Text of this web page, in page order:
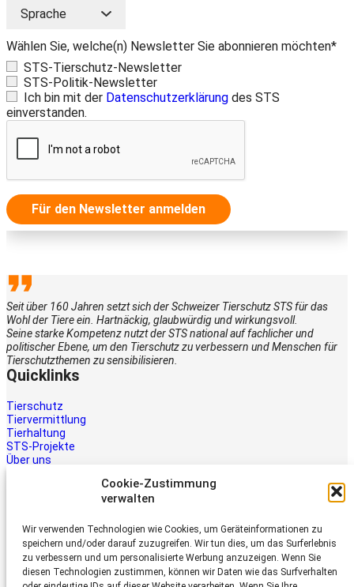
Cookie-Zustimmung
verwalten
Wir verwenden Technologien wie Cookies, um Geräteinformationen zu
speichern und/oder darauf zuzugreifen. Wir tun dies, um das Surferlebnis
zu verbessern und um personalisierte Werbung anzuzeigen. Wenn Sie
diesen Technologien zustimmen, können wir Daten wie das Surfverhalten
Wählen Sie, welche(n) Newsletter Sie abonnieren möchten*
STS-Tierschutz-Newsletter
STS-Politik-Newsletter
Ich bin mit der Datenschutzerklärung des STS
einverstanden.
Für den Newsletter anmelden
Seit über 160 Jahren setzt sich der Schweizer Tierschutz STS für das
Wohl der Tiere ein. Hartnäckig, glaubwürdig und wirkungsvoll.
Seine starke Kompetenz nutzt der STS national auf fachlicher und
politischer Ebene, um den Tierschutz zu verbessern und Menschen für
Tierschutzthemen zu sensibilisieren.
Quicklinks
Tierschutz
Tiervermittlung
Tierhaltung
STS-Projekte
Über uns
Tiere brauchen Hilfe – auch Ihre.
Unterstützen Sie die Arbeit des
Schweizer Tierschutz STS.
Jetzt spenden